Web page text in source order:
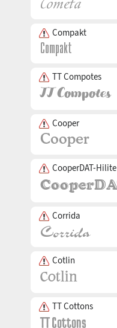
Compakt
TT Compotes
Cooper
CooperDAT-Hilite
Corrida
Cotlin
TT Cottons